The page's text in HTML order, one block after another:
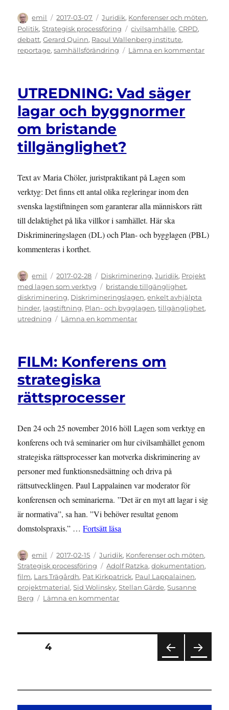
Författare
emil
Publicerat
den
2017-03-07 Kategorier
Juridik, Konferenser och möten,
Politik,Strategisk processföring Etiketter
civilsamhälle,CRPD,
debatt,Gerard Quinn, Raoul Wallenberg institute,
reportage,samhällsförändring Lämna en kommentartill
UTREDNING: Vad säger
lagar och byggnormer
om bristande
tillgänglighet?
Text av Maria Chöler, juristpraktikant på Lagen som
verktyg: Det finns ett antal olika regleringar inom den
svenska lagstiftningen som garanterar alla människors rätt
till delaktighet på lika villkor i samhället. Här ska
Diskrimineringslagen (DL) och Plan- och bygglagen (PBL)
kommenteras i korthet.
Författare
emil
Publicerat
den
2017-02-28 Kategorier
Diskriminering,Juridik, Projekt
med lagen som verktyg
Etiketter
bristande tillgänglighet,
diskriminering, Diskrimineringslagen,enkelt avhjälpta
hinder, lagstiftning, Plan- och bygglagen,tillgänglighet,
utredning
Lämna en kommentartill
lagar
FILM: Konferens om
strategiska
rättsprocesser
Den 24 och 25 november 2016 höll Lagen som verktyg en
konferens och två seminarier om hur civilsamhället genom
strategiska rättsprocesser kan motverka diskriminering av
personer med funktionsnedsättning och driva på
rättsutvecklingen. Paul Lappalainen var moderator för
konferensen och seminarierna. ”Det är en myt att lagar i sig
är normativa”, sa han. ”Vi behöver resultat genom
domstolspraxis.” …Fortsätt läsa
Författare
emil
Publicerat
den
2017-02-15 Kategorier
Juridik, Konferenser och möten,
Strategisk processföring
Etiketter
Adolf Ratzka,dokumentation,
film, Lars Trägårdh, Pat Kirkpatrick, Paul Lappalainen,
projektmaterial,Sid Wolinsky,Stellan Gärde,Susanne
Berg
Lämna en kommentartill
Sidnumrering
inlägg
SIDA
SIDA4